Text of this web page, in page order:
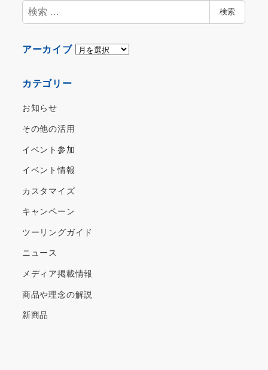
検
索
検索
アーカイブ ア
カテゴリー
お知らせ
その他の活用
イベント参加
イベント情報
カスタマイズ
キャンペーン
ツーリングガイド
ニュース
メディア掲載情報
商品や理念の解説
新商品